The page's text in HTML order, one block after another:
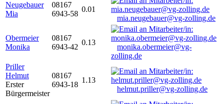
Neugebauer
Mia
08167
6943-58
0.01
mia.neugebauer@vg-zolling.de
Obermeier
Monika
08167
6943-42
0.13
monika.obermeier@vg-
zolling.de
Priller
Helmut
Erster
Bürgermeister
08167
6943-18
1.13
helmut.priller@vg-zolling.de